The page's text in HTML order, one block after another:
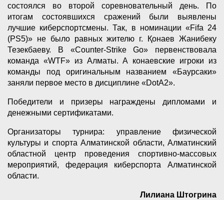
состоялся во второй соревновательный день. По
итогам состоявшихся сражений были выявлены
лучшие киберспортсмены. Так, в номинации «Fifa 24
(PS5)» не было равных жителю г. Қонаев Жанибеку
Тезекбаеву. В «Counter-Strike Go» первенствовала
команда «WTF» из Алматы. А конаевские игроки из
команды под оригинальным названием «Баурсаки»
заняли первое место в дисциплине «DotA2».
Победители и призеры награждены дипломами и
денежными сертификатами.
Организаторы турнира: управление физической
культуры и спорта Алматинской области, Алматинский
областной центр проведения спортивно-массовых
мероприятий, федерация киберспорта Алматинской
области.
Лилиана Штогрина